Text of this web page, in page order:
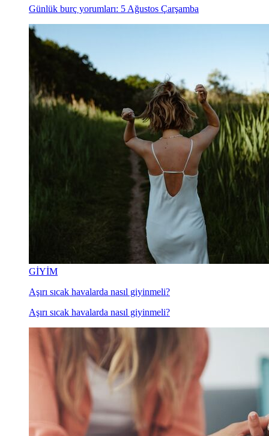
Günlük burç yorumları: 5 Ağustos Çarşamba
GİYİM
Aşırı sıcak havalarda nasıl giyinmeli?
Aşırı sıcak havalarda nasıl giyinmeli?